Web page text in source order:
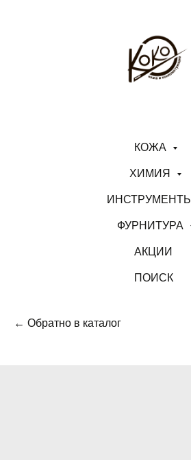
КОЖА
ХИМИЯ
ИНСТРУМЕНТЫ
ФУРНИТУРА
АКЦИИ
ПОИСК
← Обратно в каталог